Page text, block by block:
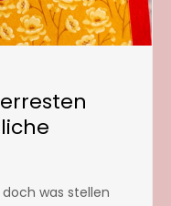
was stellen